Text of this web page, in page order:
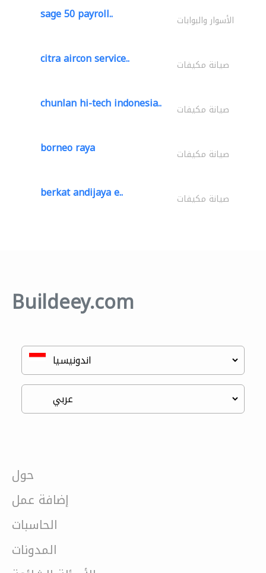
sage 50 payroll.. الأسوار والبوابات
citra aircon service.. صيانة مكيفات
chunlan hi-tech indonesia.. صيانة مكيفات
borneo raya صيانة مكيفات
berkat andijaya e.. صيانة مكيفات
Buildeey.com
حول
إضافة عمل
الحاسبات
المدونات